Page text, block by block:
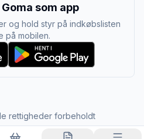
som app
og hold styr på indkøbslisten
på mobilen.
rettigheder forbeholdt